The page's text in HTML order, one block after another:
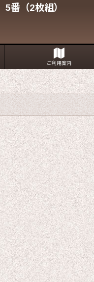
番（2枚組）
ご利用案内